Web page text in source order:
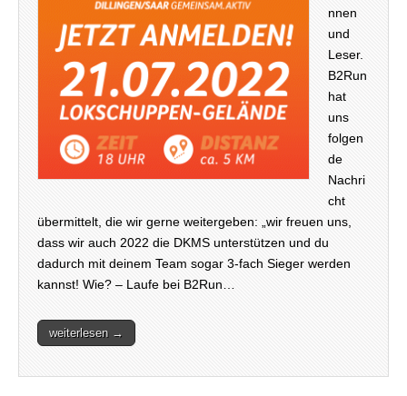
nnen
und
Leser.
B2Run
hat
uns
folgen
de
Nachri
cht
übermittelt, die wir gerne weitergeben: „wir freuen uns,
dass wir auch 2022 die DKMS unterstützen und du
dadurch mit deinem Team sogar 3-fach Sieger werden
kannst! Wie? – Laufe bei B2Run…
weiterlesen →